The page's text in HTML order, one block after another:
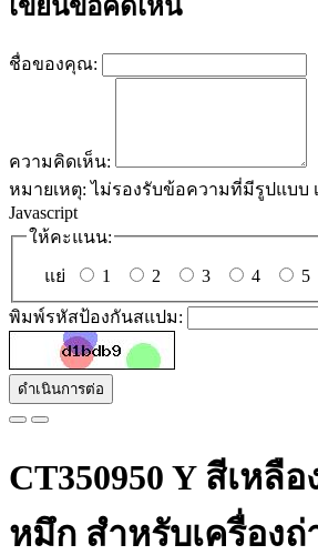
เขียนข้อคิดเห็น
ชื่อของคุณ:
ความคิดเห็น:
หมายเหตุ: ไม่รองรับข้อความที่มีรูปแบบ
Javascript
ให้คะแนน:
แย่ 1 2 3 4 5
พิมพ์รหัสป้องกันสแปม:
ดำเนินการต่อ
CT350950 Y สีเหลื
หมึก สำหรับเครื่องถ่